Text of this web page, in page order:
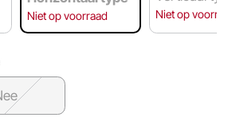
Niet op voorraad Niet op